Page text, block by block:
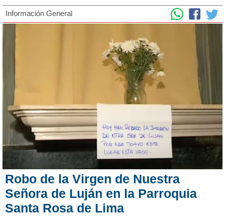
Información General
Robo de la Virgen de Nuestra
Señora de Luján en la Parroquia
Santa Rosa de Lima